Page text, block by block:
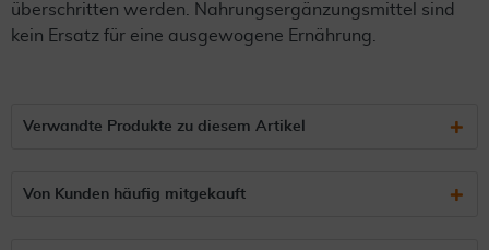
überschritten werden. Nahrungsergänzungsmittel sind
kein Ersatz für eine ausgewogene Ernährung.
Verwandte Produkte zu diesem Artikel
Von Kunden häufig mitgekauft